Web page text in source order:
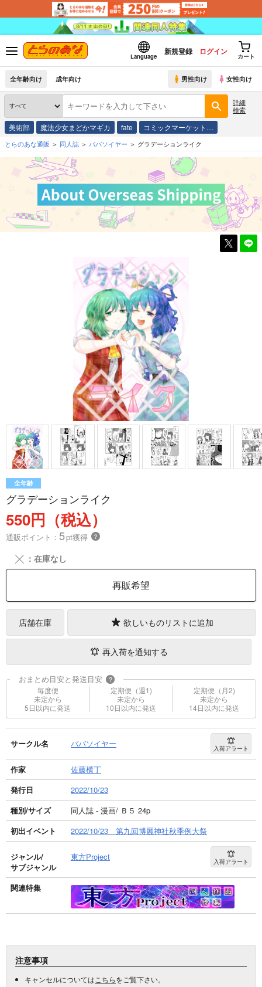
Language
新規登録 ログイン
カート
全年齢向け 成年向け 男性向け 女性向け
詳細
検索
美術部 魔法少女まどかマギカ fate コミックマーケット…
とらのあな通販 同人誌 ババソイヤー グラデーションライク
全年齢
グラデーションライク
550円（税込）
通販ポイント： 5pt獲得 ？
╳ ：在庫なし
再販希望
店舗在庫 欲しいものリストに追加
再入荷を通知する
おまとめ目安と発送目安 ?
毎度便
未定から
5日以内に発送
定期便（週1)
未定から
10日以内に発送
定期便（月2)
未定から
14日以内に発送
サークル名 ババソイヤー 入荷アラート
作家
佐藤横丁
発行日
2022/10/23
種別/サイズ
同人誌 - 漫画/ Ｂ５ 24p
初出イベント
2022/10/23 第九回博麗神社秋季例大祭
ジャンル/
サブジャンル
東方Project 入荷アラート
関連特集
注意事項
キャンセルについては こちらをご覧下さい。